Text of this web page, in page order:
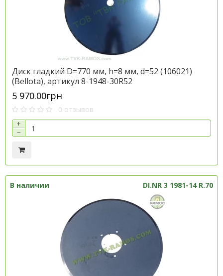
Диск гладкий D=770 мм, h=8 мм, d=52 (106021)
(Bellota), артикул 8-1948-30R52
5 970.00грн
0 отзывов
+
−
В наличии DI.NR 3 1981-14 R.70